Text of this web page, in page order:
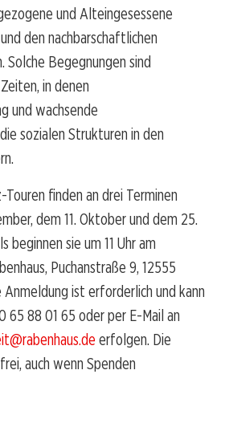
und Alteingesessene
den nachbarschaftlichen
Solche Begegnungen sind
in denen
und wachsende
sozialen Strukturen in den
finden an drei Terminen
dem 11. Oktober und dem 25.
sie um 11 Uhr am
Puchanstraße 9, 12555
Anmeldung ist erforderlich und kann
88 01 65 oder per E-Mail an
erfolgen. Die
auch wenn Spenden